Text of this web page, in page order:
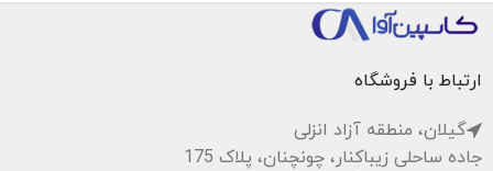
ارتباط با فروشگاه
گیلان، منطقه آزاد انزلی
جاده ساحلی زیباکنار، چونچنان، پلاک 175